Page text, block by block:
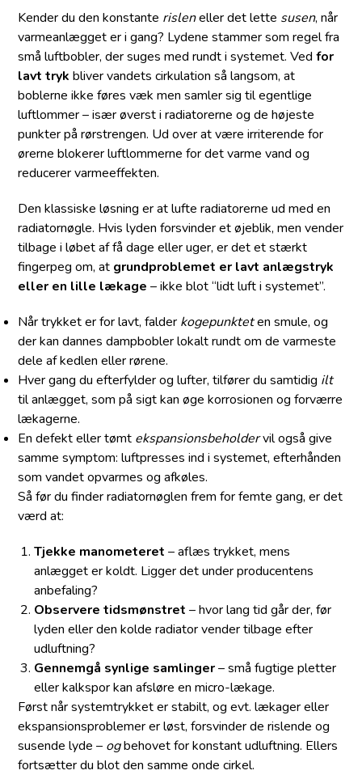
Kender du den konstante risleneller det lette susen, når
varmeanlægget er i gang? Lydene stammer som regel fra
små luftbobler, der suges med rundt i systemet. Vedfor
lavt tryk bliver vandets cirkulation så langsom, at
boblerne ikke føres væk men samler sig til egentlige
luftlommer – især øverst i radiatorerne og de højeste
punkter på rørstrengen. Ud over at være irriterende for
ørerne blokerer luftlommerne for det varme vand og
reducerer varmeeffekten.
Den klassiske løsning er at lufte radiatorerne ud med en
radiatornøgle. Hvis lyden forsvinder et øjeblik, men vender
tilbage i løbet af få dage eller uger, er det et stærkt
fingerpeg om, at grundproblemet er lavt anlægstryk
eller en lille lækage – ikke blot “lidt luft i systemet”.
Når trykket er for lavt, falder kogepunkteten smule, og
der kan dannes dampbobler lokalt rundt om de varmeste
dele af kedlen eller rørene.
Hver gang du efterfylder og lufter, tilfører du samtidig ilt
til anlægget, som på sigt kan øge korrosionen og forværre
lækagerne.
En defekt eller tømt ekspansionsbeholdervil også give
samme symptom: luftpresses ind i systemet, efterhånden
som vandet opvarmes og afkøles.
Så før du finder radiatornøglen frem for femte gang, er det
værd at:
Tjekke manometeret – aflæs trykket, mens
anlægget er koldt. Ligger det under producentens
anbefaling?
Observere tidsmønstret – hvor lang tid går der, før
lyden eller den kolde radiator vender tilbage efter
udluftning?
Gennemgå synlige samlinger– små fugtige pletter
eller kalkspor kan afsløre en micro-lækage.
Først når systemtrykket er stabilt, og evt. lækager eller
ekspansionsproblemer er løst, forsvinder de rislende og
susende lyde – ogbehovet for konstant udluftning. Ellers
fortsætter du blot den samme onde cirkel.